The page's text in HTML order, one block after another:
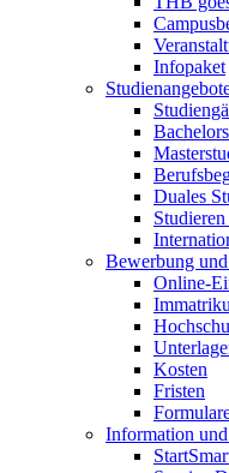
Infopaket
Duales
Bewerbung
Online-
Kosten
Fristen
Information